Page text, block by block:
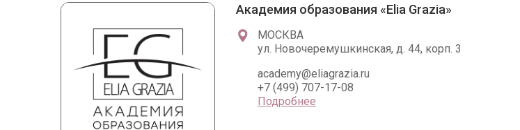
Академия образования «Elia Grazia»
МОСКВА
ул. Новочеремушкинская, д. 44, корп. 3
academy@eliagrazia.ru
+7 (499) 707-17-08
Подробнее